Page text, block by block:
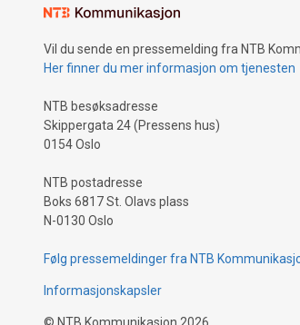
Vil du sende en pressemelding fra NTB
Her finner du mer informasjon om tjenesten
NTB besøksadresse
Skippergata 24 (Pressens hus)
0154 Oslo
NTB postadresse
Boks 6817 St. Olavs plass
N-0130 Oslo
Følg pressemeldinger fra NTB
Informasjonskapsler